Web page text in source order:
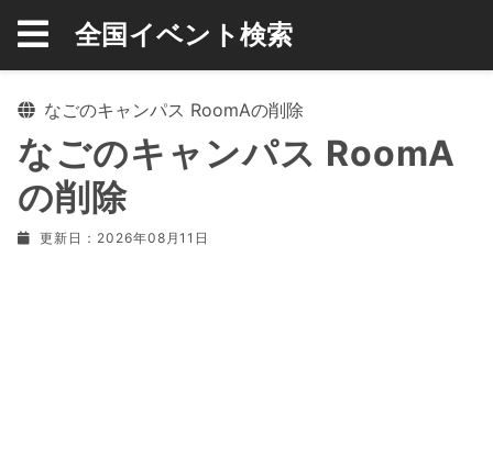
全国イベント検索
なごのキャンパス RoomAの削除
なごのキャンパス RoomA
の削除
更新日：2026年08月11日